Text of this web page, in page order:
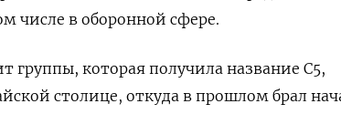
числе в оборонной сфере.
которая получила название С5,
столице, откуда в прошлом брал